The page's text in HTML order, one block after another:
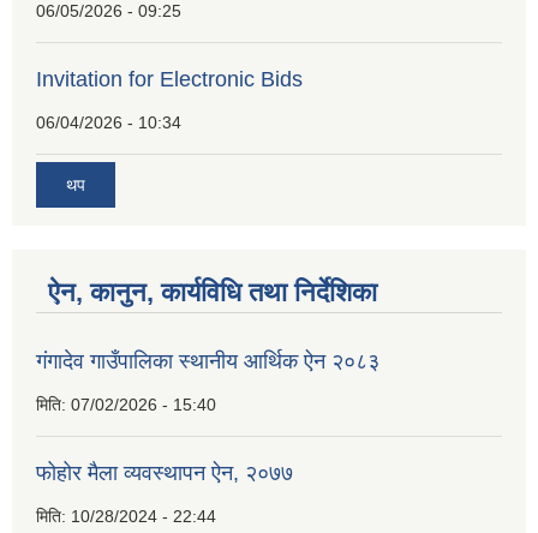
06/05/2026 - 09:25
Invitation for Electronic Bids
06/04/2026 - 10:34
थप
ऐन, कानुन, कार्यविधि तथा निर्देशिका
गंगादेव गाउँपालिका स्थानीय आर्थिक ऐन २०८३
मिति: 07/02/2026 - 15:40
फोहोर मैला व्यवस्थापन ऐन, २०७७
मिति: 10/28/2024 - 22:44